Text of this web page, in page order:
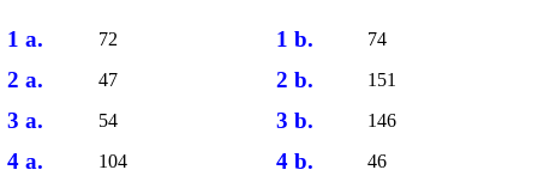
1 a. 72 1 b. 74
2 a. 47 2 b. 151
3 a. 54 3 b. 146
4 a. 104 4 b. 46